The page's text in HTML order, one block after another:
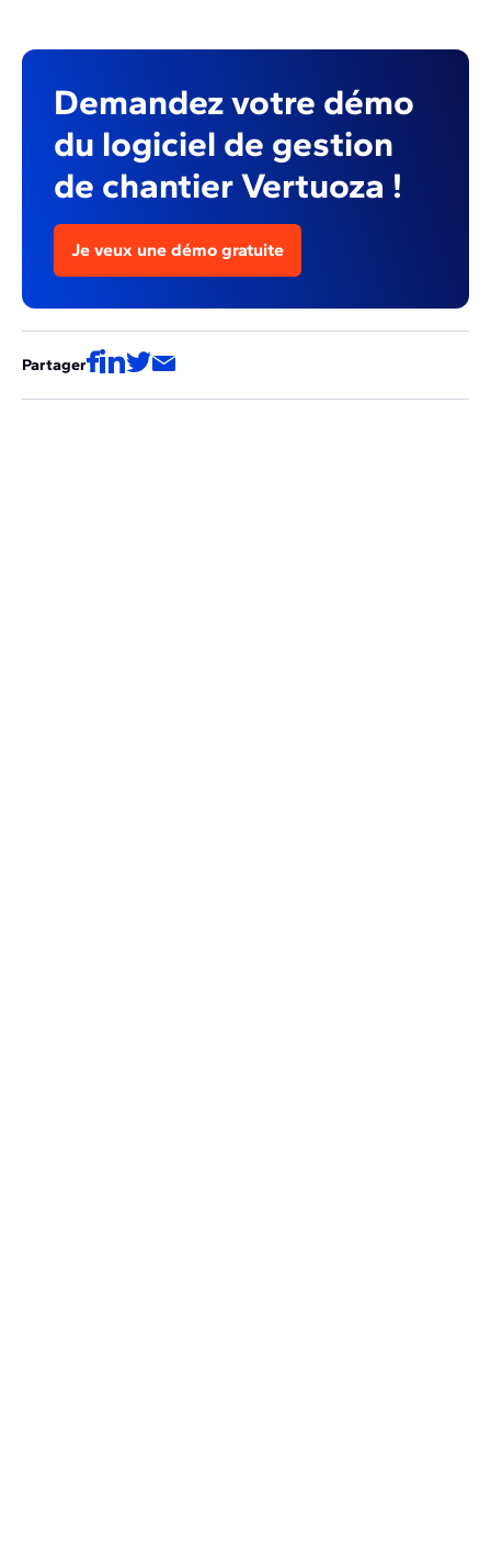
Demandez votre démo
du logiciel de gestion
de chantier Vertuoza !
Je veux une démo gratuite
Partager